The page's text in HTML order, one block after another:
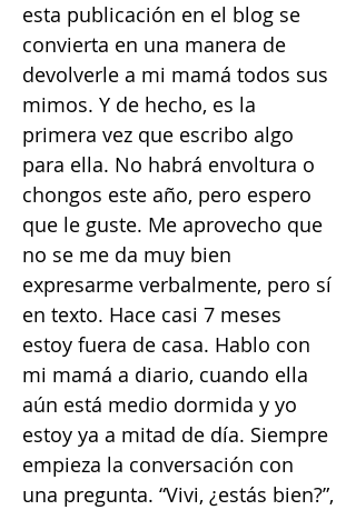
esta publicación en el blog se
convierta en una manera de
devolverle a mi mamá todos sus
mimos. Y de hecho, es la
primera vez que escribo algo
para ella. No habrá envoltura o
chongos este año, pero espero
que le guste. Me aprovecho que
no se me da muy bien
expresarme verbalmente, pero sí
en texto. Hace casi 7 meses
estoy fuera de casa. Hablo con
mi mamá a diario, cuando ella
aún está medio dormida y yo
estoy ya a mitad de día. Siempre
empieza la conversación con
una pregunta. “Vivi, ¿estás bien?”,